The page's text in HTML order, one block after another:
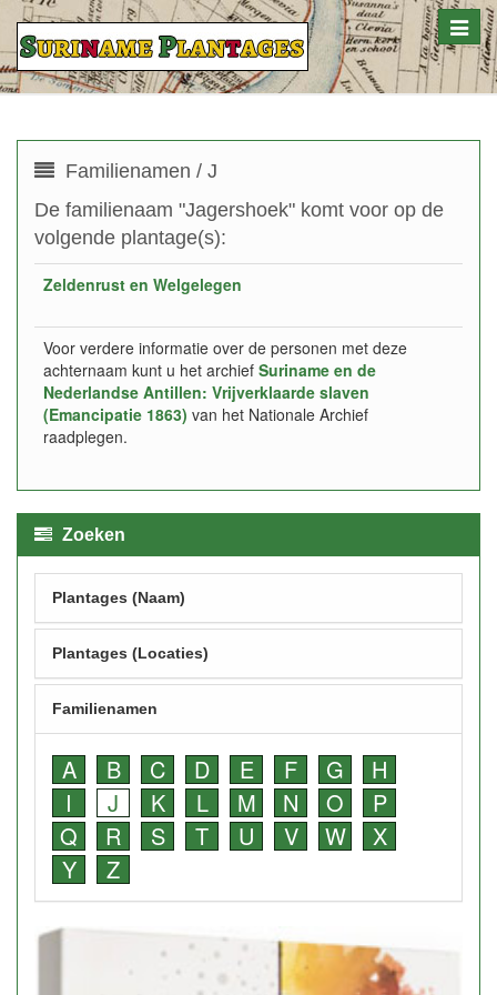
Toggle
Familienamen / J
De familienaam "Jagershoek" komt voor op de
volgende plantage(s):
Zeldenrust en Welgelegen
Voor verdere informatie over de personen met deze
achternaam kunt u het archief Suriname en de
Nederlandse Antillen: Vrijverklaarde slaven
(Emancipatie 1863) van het Nationale Archief
raadplegen.
Zoeken
Plantages (Naam)
Plantages (Locaties)
Familienamen
A B C D E F G
H
I
J K L M N O
P
Q
R S T U V W
X
Y
Z